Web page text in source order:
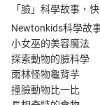
「臉」科學故事，
Newtonkids科學故
小女巫的美容魔法
探索動物的臉科學
雨林怪物龜背芋
撞臉動物比一比